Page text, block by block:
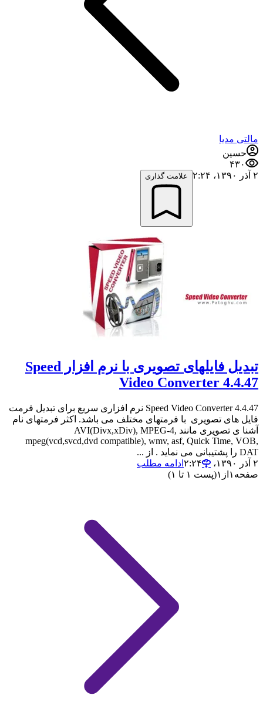
مالتی مدیا
حسین
۴۳۰
۲ آذر ۱۳۹۰،‏ ۲:۲۴
علامت گذاری
تبدیل فایلهای تصویری با نرم افزار Speed
Video Converter 4.4.47
Speed Video Converter 4.4.47 نرم افزاری سریع برای تبدیل فرمت
فایل های تصویری با فرمتهای مختلف می باشد. اکثر فرمتهای نام
آشنا ی تصویری مانند AVI(Divx,xDiv), MPEG-4,
mpeg(vcd,svcd,dvd compatible), wmv, asf, Quick Time, VOB,
DAT را پشتیبانی می نماید . از ...
۲ آذر ۱۳۹۰،‏ ۲:۲۴
ادامه مطلب
صفحه ۱ از ۱(پست ۱ تا ۱)